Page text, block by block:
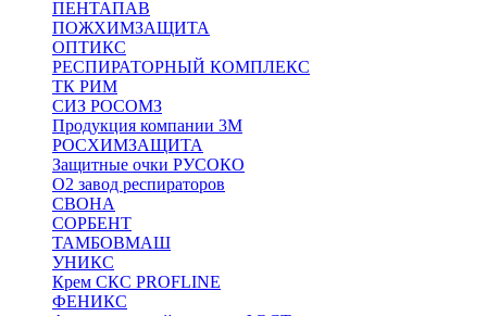
ПЕНТАПАВ
ПОЖХИМЗАЩИТА
ОПТИКС
РЕСПИРАТОРНЫЙ КОМПЛЕКС
ТК РИМ
СИЗ РОСОМЗ
Продукция компании 3M
РОСХИМЗАЩИТА
Защитные очки РУСОКО
О2 завод респираторов
СВОНА
СОРБЕНТ
ТАМБОВМАШ
УНИКС
Крем СКС PROFLINE
ФЕНИКС